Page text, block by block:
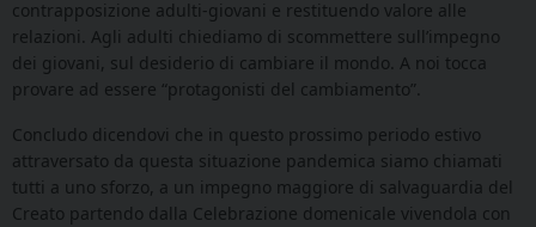
contrapposizione adulti-giovani e restituendo valore alle
relazioni. Agli adulti chiediamo di scommettere sull’impegno
dei giovani, sul desiderio di cambiare il mondo. A noi tocca
provare ad essere “protagonisti del cambiamento”.
Concludo dicendovi che in questo prossimo periodo estivo
attraversato da questa situazione pandemica siamo chiamati
tutti a uno sforzo, a un impegno maggiore di salvaguardia del
Creato partendo dalla Celebrazione domenicale vivendola con